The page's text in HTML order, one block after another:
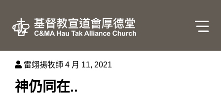
雷翊揚牧師 4 月 11, 2021
神仍同在..